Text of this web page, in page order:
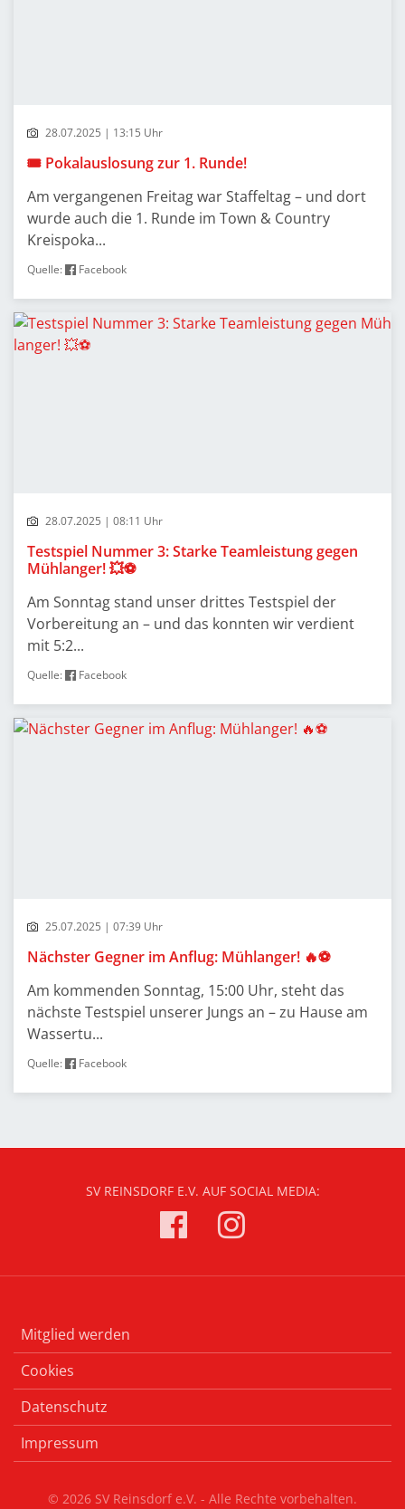
28.07.2025 | 13:15 Uhr
🎟️ Pokalauslosung zur 1. Runde!
Am vergangenen Freitag war Staffeltag – und dort
wurde auch die 1. Runde im Town & Country
Kreispoka...
Quelle: Facebook
28.07.2025 | 08:11 Uhr
Testspiel Nummer 3: Starke Teamleistung gegen
Mühlanger! 💥⚽
Am Sonntag stand unser drittes Testspiel der
Vorbereitung an – und das konnten wir verdient
mit 5:2...
Quelle: Facebook
25.07.2025 | 07:39 Uhr
Nächster Gegner im Anflug: Mühlanger! 🔥⚽
Am kommenden Sonntag, 15:00 Uhr, steht das
nächste Testspiel unserer Jungs an – zu Hause am
Wassertu...
Quelle: Facebook
SV REINSDORF E.V. AUF SOCIAL MEDIA:
Mitglied werden
Cookies
Datenschutz
Impressum
© 2026 SV Reinsdorf e.V. - Alle Rechte vorbehalten.